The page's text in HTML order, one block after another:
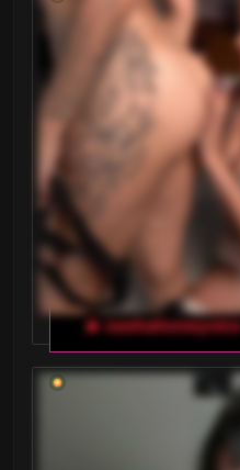
🔥 sashahoneyvice